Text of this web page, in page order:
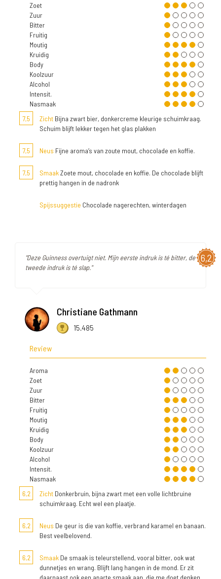
Zoet
Zuur
Bitter
Fruitig
Moutig
Kruidig
Body
Koolzuur
Alcohol
Intensit.
Nasmaak
7,5
Zicht Bijna zwart bier, donkercreme kleurige schuimkraag.
Schuim blijft lekker tegen het glas plakken
7,5 Neus Fijne aroma’s van zoute mout, chocolade en koffie.
7,5 SmaakZoete mout, chocolade en koffie. De chocolade blijft
prettig hangen in de nadronk
Spijssuggestie Chocolade nagerechten, winterdagen
6,2
"Deze Guinness overtuigt niet. Mijn eerste indruk is té bitter, de
tweede indruk is té slap."
Christiane Gathmann
15.485
Review
Aroma
Zoet
Zuur
Bitter
Fruitig
Moutig
Kruidig
Body
Koolzuur
Alcohol
Intensit.
Nasmaak
6,2
Zicht Donkerbruin, bijna zwart met een volle lichtbruine
schuimkraag. Echt wel een plaatje.
6,2 Neus De geur is die van koffie, verbrand karamel en banaan.
Best veelbelovend.
6,2 Smaak De smaak is teleurstellend, vooral bitter, ook wat
dunnetjes en wrang. Blijft lang hangen in de mond. Er zit
daarnaast ook een aparte smaak aan, die me doet denken